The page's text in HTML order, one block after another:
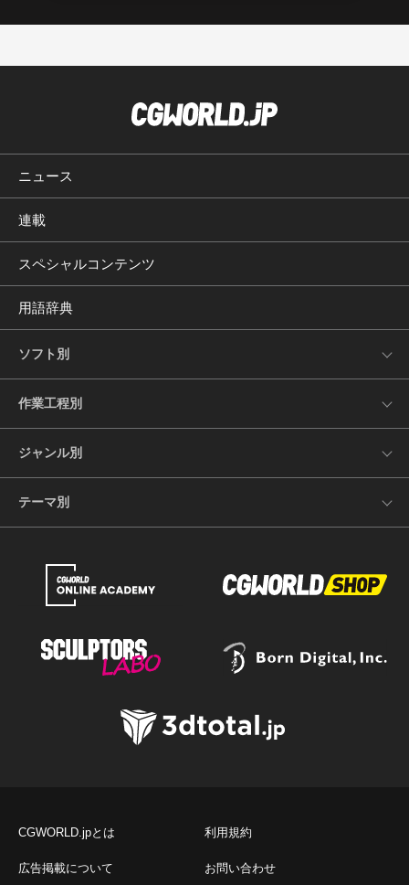
ニュース
連載
スペシャルコンテンツ
用語辞典
ソフト別
作業工程別
ジャンル別
テーマ別
CGWORLD.jpとは 利用規約
広告掲載について お問い合わせ